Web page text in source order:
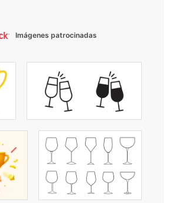
Imágenes patrocinadas